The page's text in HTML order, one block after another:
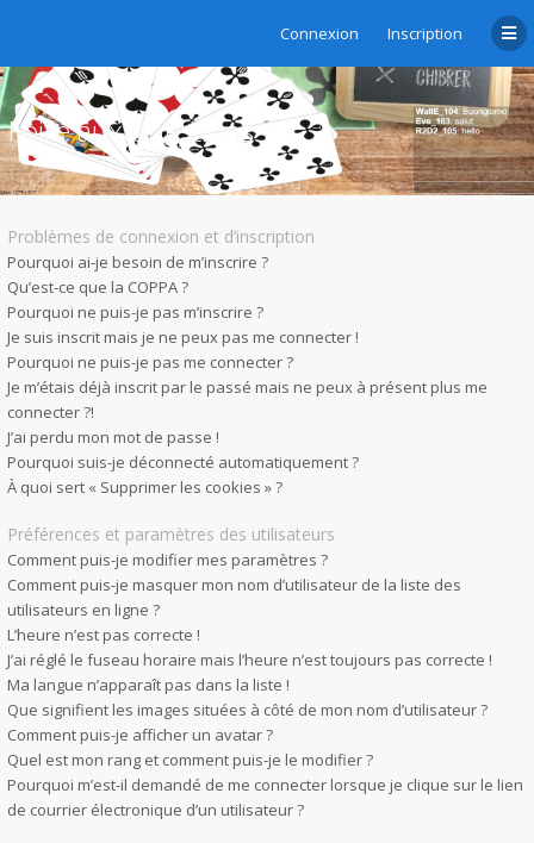
Connexion Inscription
Foire aux questions
Problèmes de connexion et d’inscription
Pourquoi ai-je besoin de m’inscrire ?
Qu’est-ce que la COPPA ?
Pourquoi ne puis-je pas m’inscrire ?
Je suis inscrit mais je ne peux pas me connecter !
Pourquoi ne puis-je pas me connecter ?
Je m’étais déjà inscrit par le passé mais ne peux à présent plus me
connecter ?!
J’ai perdu mon mot de passe !
Pourquoi suis-je déconnecté automatiquement ?
À quoi sert « Supprimer les cookies » ?
Préférences et paramètres des utilisateurs
Comment puis-je modifier mes paramètres ?
Comment puis-je masquer mon nom d’utilisateur de la liste des
utilisateurs en ligne ?
L’heure n’est pas correcte !
J’ai réglé le fuseau horaire mais l’heure n’est toujours pas correcte !
Ma langue n’apparaît pas dans la liste !
Que signifient les images situées à côté de mon nom d’utilisateur ?
Comment puis-je afficher un avatar ?
Quel est mon rang et comment puis-je le modifier ?
Pourquoi m’est-il demandé de me connecter lorsque je clique sur le lien
de courrier électronique d’un utilisateur ?